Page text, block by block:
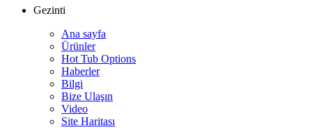
Gezinti
Ana sayfa
Ürünler
Hot Tub Options
Haberler
Bilgi
Bize Ulaşın
Video
Site Haritası